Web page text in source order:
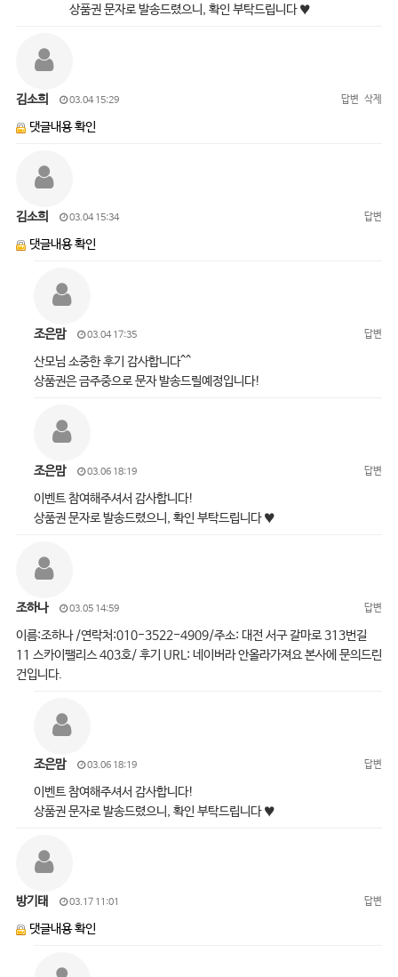
상품권 문자로 발송드렸으니, 확인 부탁드립니다 ♥
김소희 03.04 15:29 답변 삭제
댓글내용 확인
김소희 03.04 15:34 답변
댓글내용 확인
조은맘 03.04 17:35 답변
산모님 소중한 후기 감사합니다^^
상품권은 금주중으로 문자 발송드릴예정입니다!
조은맘 03.06 18:19 답변
이벤트 참여해주셔서 감사합니다!
상품권 문자로 발송드렸으니, 확인 부탁드립니다 ♥
조하나 03.05 14:59 답변
이름:조하나 /연락처:010-3522-4909/주소: 대전 서구 갈마로 313번길
11 스카이팰리스 403호/ 후기 URL: 네이버라 안올라가져요 본사에 문의드린
건입니다.
조은맘 03.06 18:19 답변
이벤트 참여해주셔서 감사합니다!
상품권 문자로 발송드렸으니, 확인 부탁드립니다 ♥
방기태 03.17 11:01 답변
댓글내용 확인